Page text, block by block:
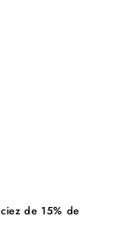
de 15% de